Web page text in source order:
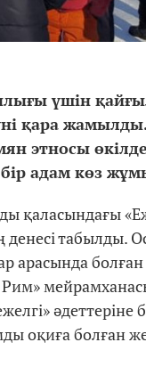
үшін
қара
этносы
адам көз
қаласындағы
табылды.
арасында
Рим»
оқиға болған